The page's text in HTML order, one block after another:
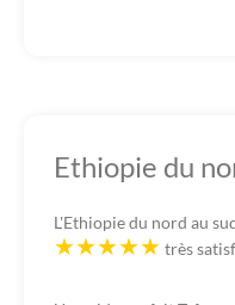
Ethiopie du
L'Ethiopie du nord au
très